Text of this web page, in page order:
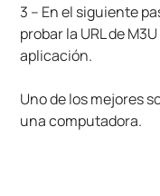
3 – En el siguiente
probar la URL de
aplicación.
Uno de los mejores
una computadora.